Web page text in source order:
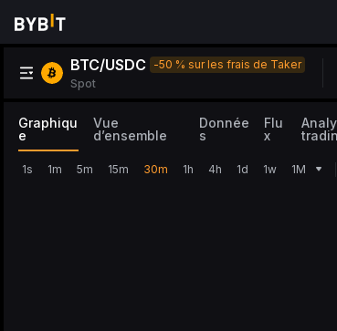
BTC/USDC -50 % sur les frais de Taker
Spot
Graphiqu
e
Vue
d’ensemble
Donnée
s
Flu
x
1s 1m 5m 15m 30m 1h 4h 1d 1w 1M